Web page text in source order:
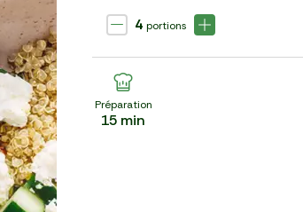
Préparation
15 min
4 portions